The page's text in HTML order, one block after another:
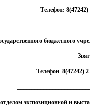
Телефон:
бюджетного
Телефон: 8(47242)
экспозиционной и